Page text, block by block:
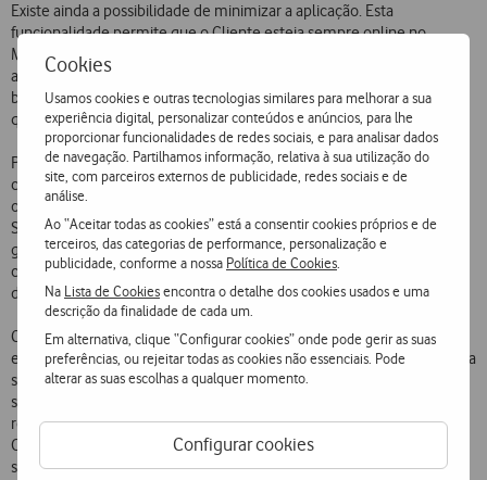
Cookies
Usamos cookies e outras tecnologias similares para melhorar a sua
experiência digital, personalizar conteúdos e anúncios, para lhe
proporcionar funcionalidades de redes sociais, e para analisar dados
de navegação. Partilhamos informação, relativa à sua utilização do
site, com parceiros externos de publicidade, redes sociais e de
análise.
Ao “Aceitar todas as cookies” está a consentir cookies próprios e de
terceiros, das categorias de performance, personalização e
publicidade, conforme a nossa Política de Cookies
Na Lista de Cookiesencontra o detalhe dos cookies usados e uma
descrição da finalidade de cada um.
Em alternativa, clique “Configurar cookies” onde pode gerir as suas
preferências, ou rejeitar todas as cookies não essenciais. Pode
alterar as suas escolhas a qualquer momento.
Configurar cookies
Existe ainda a possibilidade de minimizar a aplicação. Esta
funcionalidade permite que o Cliente esteja sempre online no
Messenger e no Facebook, recebendo notificações sempre que os
amigos o contactem, mantendo um consumo muito reduzido da
bateria do telemóvel, e podendo comunicar de forma ilimitada com
qualquer pessoa da lista de contactos de ambos os serviços.
Para utilizar este serviço basta enviar um SMS para o número 12345
com o texto IM e efectuar o download da aplicação para o telefone
ou, em alternativa, aceder ao portal móvel da Vodafone. O envio do
SMS e o download do Vodafone Messenger Plus são totalmente
gratuitos. O conjunto de terminais compatíveis com o serviço será
continuamente alargado visando tornar o Vodafone Messenger Plus
disponível para uma base cada vez maior de Clientes.
Como promoção de lançamento, e para que os Clientes possam
experimentar e comprovar a comodidade e simplicidade do serviço, a
sua utilização é gratuita nos primeiros 30 dias. Após esse período, o
serviço tem o preço de 3,10 por mês, podendo o Cliente enviar e
receber mensagens sem qualquer preocupação de custo adicional.
Os Clientes com Aditivo Internet mensal têm acesso gratuito ao
serviço Vodafone Messenger Plus.